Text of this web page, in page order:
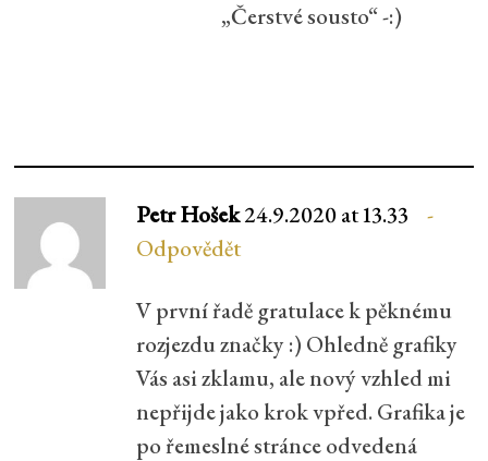
„Čerstvé sousto“ -:)
Petr Hošek24.9.2020 at 13.33
Odpovědět
V první řadě gratulace k pěknému
rozjezdu značky :) Ohledně grafiky
Vás asi zklamu, ale nový vzhled mi
nepřijde jako krok vpřed. Grafika je
po řemeslné stránce odvedená